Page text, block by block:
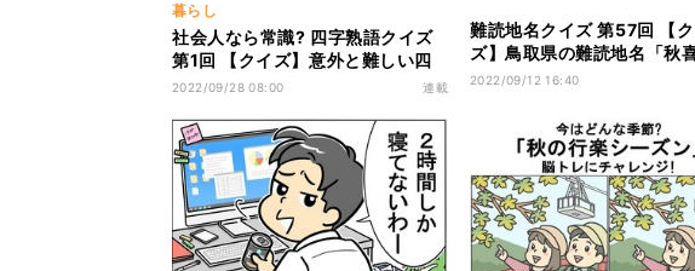
暮らし
社会人なら常識? 四字熟語クイズ
第1回 【クイズ】意外と難しい四
字熟語「已己巳己」って読める?
2022/09/28 08:00 連載
難読地名クイズ 第57回 【ク
ズ】鳥取県の難読地名「秋
て読める?
2022/09/12 16:40